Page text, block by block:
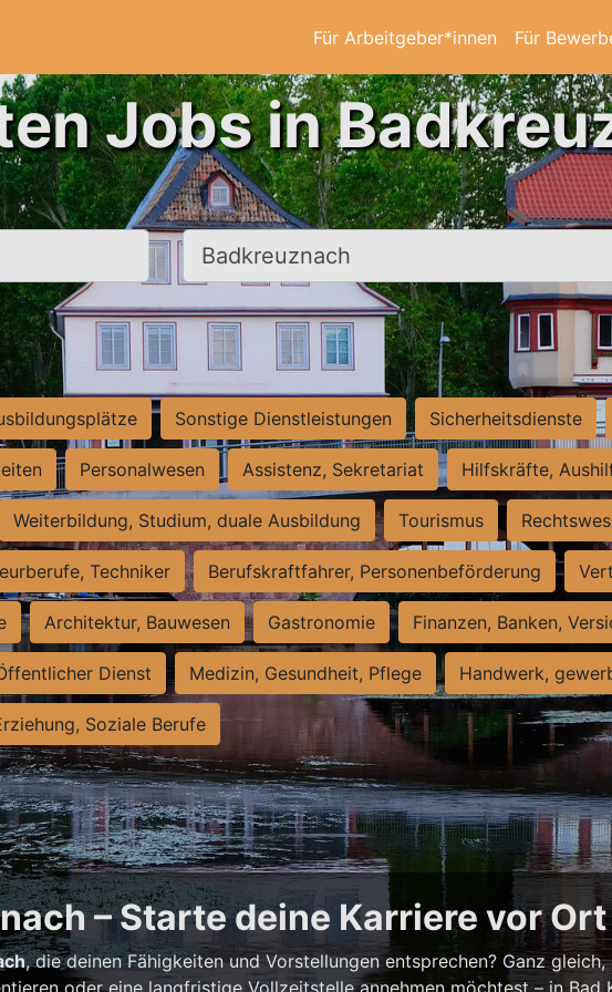
Für Arbeitgeber*innen Für
Jobs in
Ort, Stadt
Sonstige Dienstleistungen Sicherheitsdienste
Personalwesen Assistenz, Sekretariat Hilfskräfte,
Weiterbildung, Studium, duale Ausbildung Tourismus
Techniker Berufskraftfahrer, Personenbeförderung
Architektur, Bauwesen Gastronomie Finanzen, Banken,
Dienst Medizin, Gesundheit, Pflege Handwerk,
Soziale Berufe
– Starte deine Karriere vor Ort
, die deinen Fähigkeiten und Vorstellungen entsprechen? Ganz